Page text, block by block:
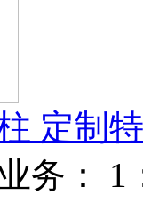
定制
务： 1